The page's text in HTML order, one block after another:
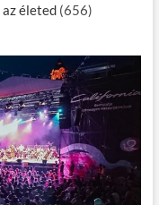
életed (656)